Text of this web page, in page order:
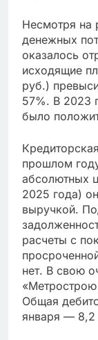
Несмотря на
денежных
оказалось
исходящие
руб.)
57%. В 2023
было
прошлом
абсолютных
2025 года)
выручкой.
расчеты с
нет. В свою
Общая
января —